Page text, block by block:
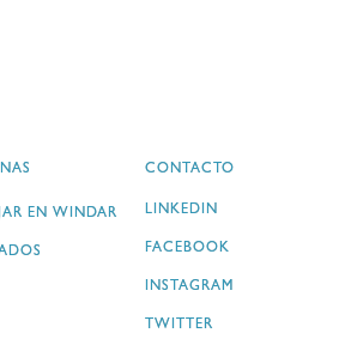
EN WINDAR
CONTACTO
LINKEDIN
FACEBOOK
INSTAGRAM
TWITTER